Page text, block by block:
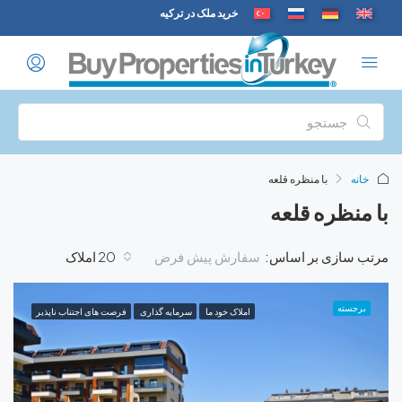
خرید ملک در ترکیه
با منظره قلعه
قلعه
20 املاک بر اساس: سفارش پیش فرض
سرمایه‌ گذاری فرصت های اجتناب ناپذیر